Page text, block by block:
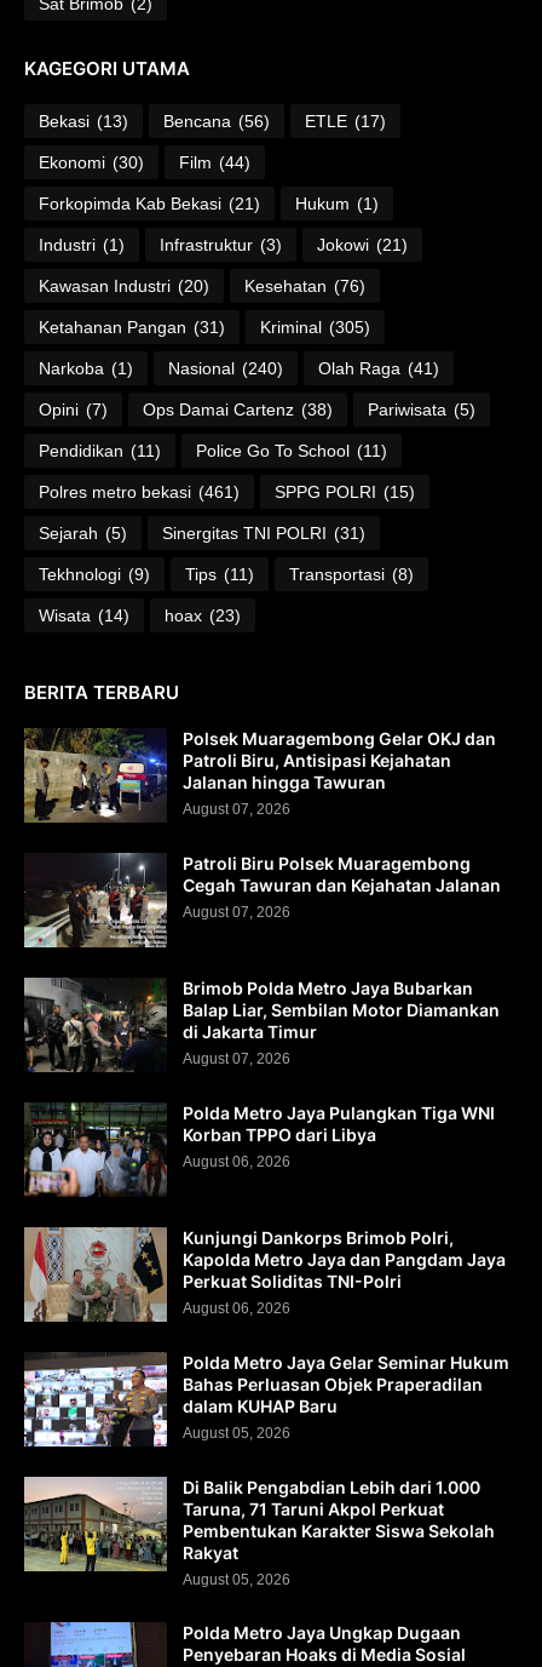
KAGEGORI UTAMA
Bekasi (13) Bencana (56) ETLE (17)
Ekonomi (30) Film (44)
Forkopimda Kab Bekasi (21) Hukum (1)
Industri (1) Infrastruktur (3) Jokowi (21)
Kawasan Industri (20) Kesehatan (76)
Ketahanan Pangan (31) Kriminal (305)
Narkoba (1) Nasional (240) Olah Raga (41)
Opini (7) Ops Damai Cartenz (38) Pariwisata (5)
Pendidikan (11) Police Go To School (11)
Polres metro bekasi (461) SPPG POLRI (15)
Sejarah (5) Sinergitas TNI POLRI (31)
Tekhnologi (9) Tips (11) Transportasi (8)
Wisata (14) hoax (23)
BERITA TERBARU
Polsek Muaragembong Gelar OKJ dan
Patroli Biru, Antisipasi Kejahatan
Jalanan hingga Tawuran
August 07, 2026
Patroli Biru Polsek Muaragembong
Cegah Tawuran dan Kejahatan Jalanan
August 07, 2026
Brimob Polda Metro Jaya Bubarkan
Balap Liar, Sembilan Motor Diamankan
di Jakarta Timur
August 07, 2026
Polda Metro Jaya Pulangkan Tiga WNI
Korban TPPO dari Libya
August 06, 2026
Kunjungi Dankorps Brimob Polri,
Kapolda Metro Jaya dan Pangdam Jaya
Perkuat Soliditas TNI-Polri
August 06, 2026
Polda Metro Jaya Gelar Seminar Hukum
Bahas Perluasan Objek Praperadilan
dalam KUHAP Baru
August 05, 2026
Di Balik Pengabdian Lebih dari 1.000
Taruna, 71 Taruni Akpol Perkuat
Pembentukan Karakter Siswa Sekolah
Rakyat
August 05, 2026
Polda Metro Jaya Ungkap Dugaan
Penyebaran Hoaks di Media Sosial